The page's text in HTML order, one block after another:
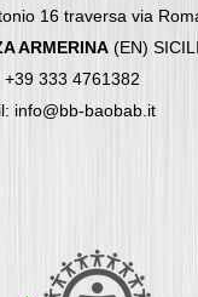
16 traversa via
ARMERINA (EN)
+39 333 4761382
info@bb-baobab.it